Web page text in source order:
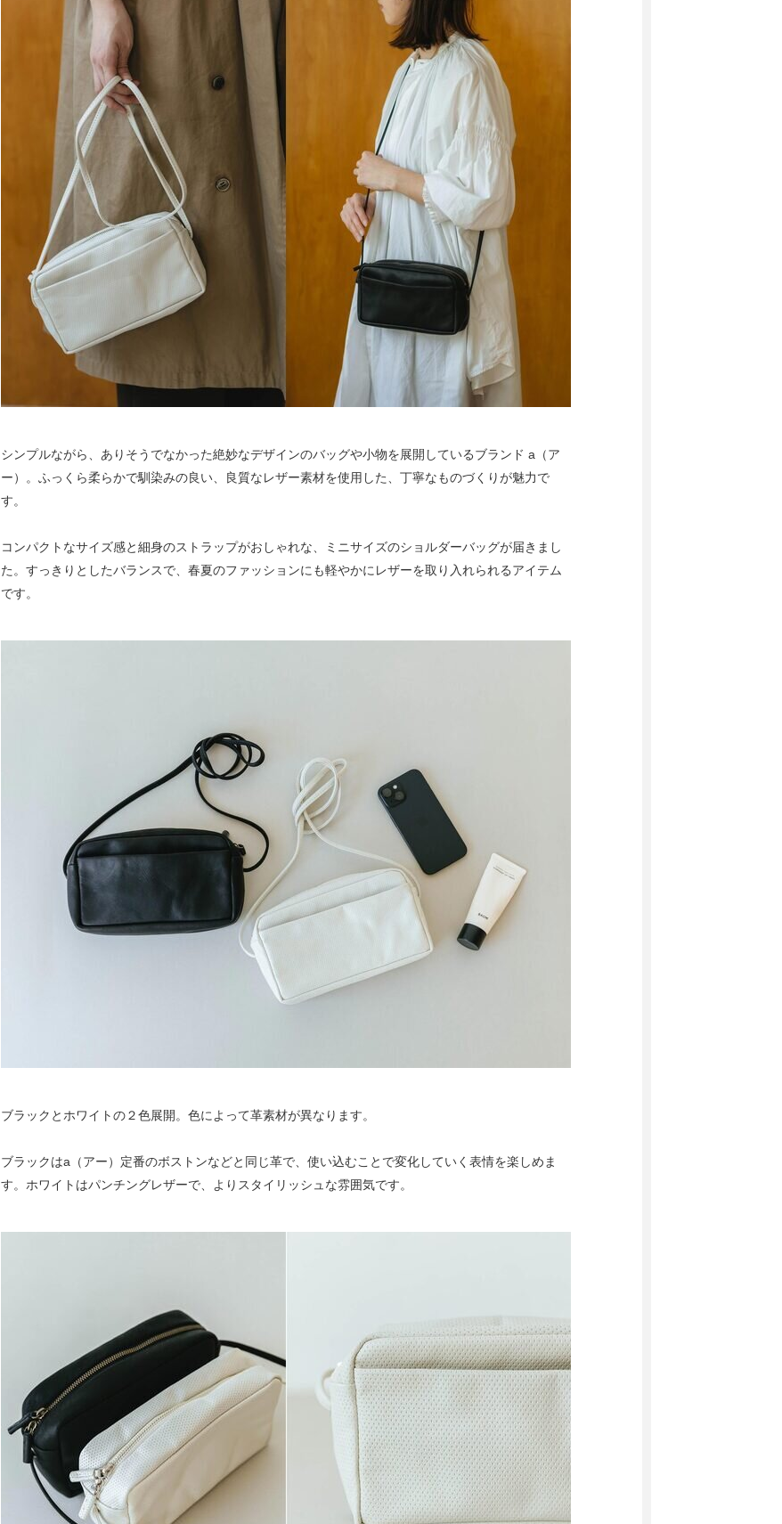
シンプルながら、ありそうでなかった絶妙なデザインのバッグや小物を展開しているブランド a（ア
ー）。ふっくら柔らかで馴染みの良い、良質なレザー素材を使用した、丁寧なものづくりが魅力で
す。
コンパクトなサイズ感と細身のストラップがおしゃれな、ミニサイズのショルダーバッグが届きまし
た。すっきりとしたバランスで、春夏のファッションにも軽やかにレザーを取り入れられるアイテム
です。
ブラックとホワイトの２色展開。色によって革素材が異なります。
ブラックはa（アー）定番のボストンなどと同じ革で、使い込むことで変化していく表情を楽しめま
す。ホワイトはパンチングレザーで、よりスタイリッシュな雰囲気です。